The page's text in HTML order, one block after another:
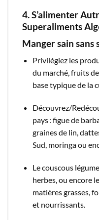
4. S’alimenter
Superaliments
Manger sain sans
Privilégiez les
du marché, fruits
base typique de la
Découvrez/
pays : figue de
graines de lin,
Sud, moringa ou
Le couscous
herbes, ou encore
matières grasses,
et nourrissants.